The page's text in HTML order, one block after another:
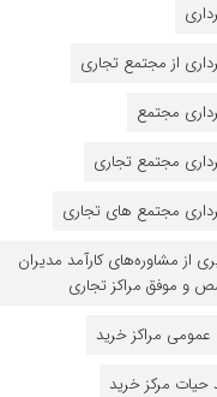
از مجتمع تجاری
مجتمع
مجتمع تجاری
مجتمع های تجاری
از مشاوره‌های کارآمد مدیران
و موفق مراکز تجاری
عمومی مراکز خرید
حیات مرکز خرید